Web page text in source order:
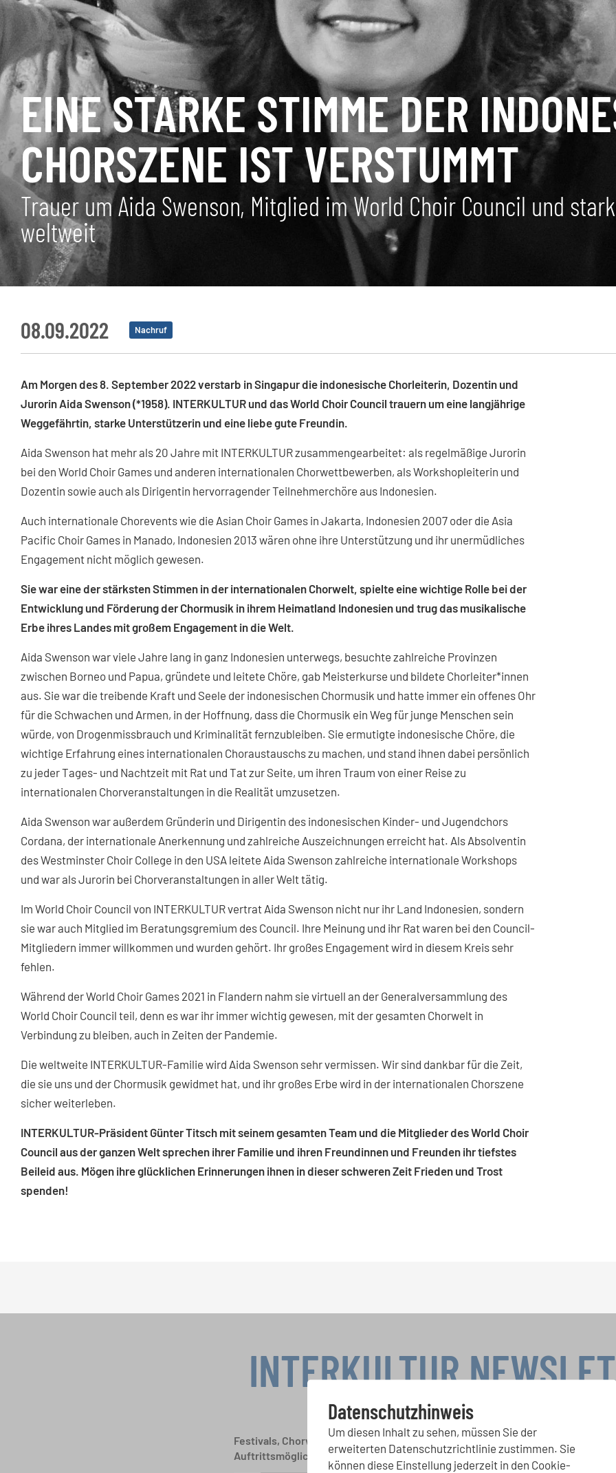
EINE STARKE STIMME DER
CHORSZENE IST VERSTUMMT
Trauer um Aida Swenson, Mitglied im World Choir Council und
weltweit
08.09.2022 Nachruf
Am Morgen des 8. September 2022 verstarb in Singapur die indonesische Chorleiterin, Dozentin und
Jurorin Aida Swenson (*1958). INTERKULTUR und das World Choir Council trauern um eine langjährige
Weggefährtin, starke Unterstützerin und eine liebe gute Freundin.
Aida Swenson hat mehr als 20 Jahre mit INTERKULTUR zusammengearbeitet: als regelmäßige Jurorin
bei den World Choir Games und anderen internationalen Chorwettbewerben, als Workshopleiterin und
Dozentin sowie auch als Dirigentin hervorragender Teilnehmerchöre aus Indonesien.
Auch internationale Chorevents wie die Asian Choir Games in Jakarta, Indonesien 2007 oder die Asia
Pacific Choir Games in Manado, Indonesien 2013 wären ohne ihre Unterstützung und ihr unermüdliches
Engagement nicht möglich gewesen.
Sie war eine der stärksten Stimmen in der internationalen Chorwelt, spielte eine wichtige Rolle bei der
Entwicklung und Förderung der Chormusik in ihrem Heimatland Indonesien und trug das musikalische
Erbe ihres Landes mit großem Engagement in die Welt.
Aida Swenson war viele Jahre lang in ganz Indonesien unterwegs, besuchte zahlreiche Provinzen
zwischen Borneo und Papua, gründete und leitete Chöre, gab Meisterkurse und bildete Chorleiter*innen
aus. Sie war die treibende Kraft und Seele der indonesischen Chormusik und hatte immer ein offenes Ohr
für die Schwachen und Armen, in der Hoffnung, dass die Chormusik ein Weg für junge Menschen sein
würde, von Drogenmissbrauch und Kriminalität fernzubleiben. Sie ermutigte indonesische Chöre, die
wichtige Erfahrung eines internationalen Choraustauschs zu machen, und stand ihnen dabei persönlich
zu jeder Tages- und Nachtzeit mit Rat und Tat zur Seite, um ihren Traum von einer Reise zu
internationalen Chorveranstaltungen in die Realität umzusetzen.
Aida Swenson war außerdem Gründerin und Dirigentin des indonesischen Kinder- und Jugendchors
Cordana, der internationale Anerkennung und zahlreiche Auszeichnungen erreicht hat. Als Absolventin
des Westminster Choir College in den USA leitete Aida Swenson zahlreiche internationale Workshops
und war als Jurorin bei Chorveranstaltungen in aller Welt tätig.
Im World Choir Council von INTERKULTUR vertrat Aida Swenson nicht nur ihr Land Indonesien, sondern
sie war auch Mitglied im Beratungsgremium des Council. Ihre Meinung und ihr Rat waren bei den Council-
Mitgliedern immer willkommen und wurden gehört. Ihr großes Engagement wird in diesem Kreis sehr
fehlen.
Während der World Choir Games 2021 in Flandern nahm sie virtuell an der Generalversammlung des
World Choir Council teil, denn es war ihr immer wichtig gewesen, mit der gesamten Chorwelt in
Verbindung zu bleiben, auch in Zeiten der Pandemie.
Die weltweite INTERKULTUR-Familie wird Aida Swenson sehr vermissen. Wir sind dankbar für die Zeit,
die sie uns und der Chormusik gewidmet hat, und ihr großes Erbe wird in der internationalen Chorszene
sicher weiterleben.
INTERKULTUR-Präsident Günter Titsch mit seinem gesamten Team und die Mitglieder des World Choir
Council aus der ganzen Welt sprechen ihrer Familie und ihren Freundinnen und Freunden ihr tiefstes
Beileid aus. Mögen ihre glücklichen Erinnerungen ihnen in dieser schweren Zeit Frieden und Trost
spenden!
Datenschutzhinweis
Um diesen Inhalt zu sehen, müssen Sie der
erweiterten Datenschutzrichtlinie zustimmen. Sie
können diese Einstellung jederzeit in den Cookie-
INTERKULTUR
Festivals, Chorwettbewerbe, Mitsingprojekte: Besondere
Auftrittsmöglichkeiten bekommen Sie im kostenlosen INTERKULTUR-